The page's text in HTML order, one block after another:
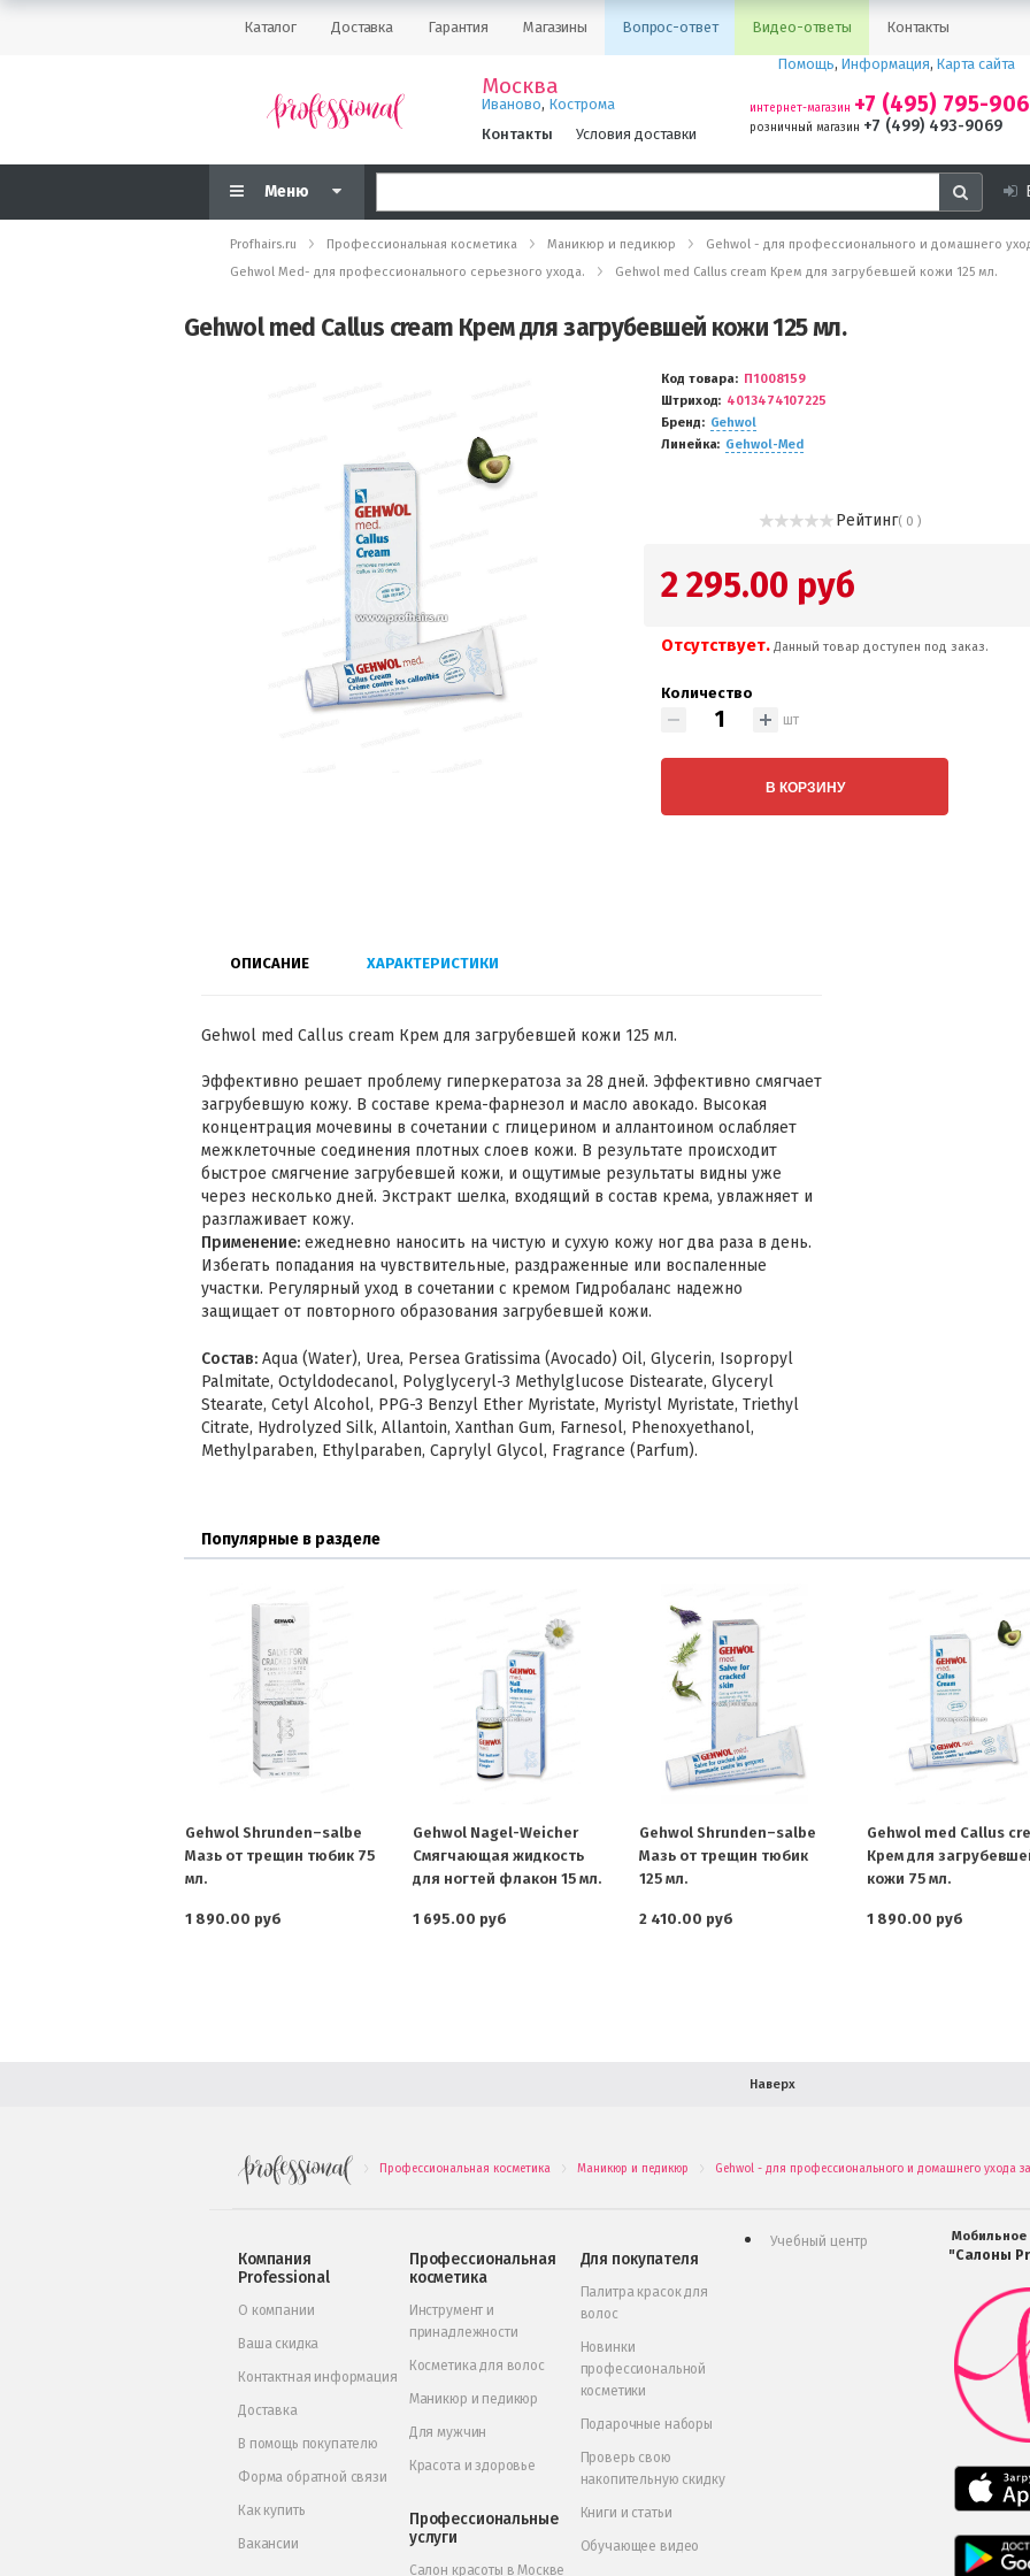
Каталог Доставка Гарантия Магазины Вопрос-ответ Видео-ответы Контакты
Москва
Иваново, Кострома
Контакты
Условия доставки
Помощь, Информация, Карта сайта
интернет-магазин +7 (495) 795-
розничный магазин +7 (499) 493-9069
Меню
Profhairs.ru Профессиональная косметика Маникюр и педикюр
Gehwol - для профессионального и домашнего
Gehwol Med- для профессионального серьезного ухода.
Gehwol med Callus cream Крем для загрубевшей кожи 125 мл.
Gehwol med Callus cream Крем для загрубевшей кожи 125 мл.
Код товара
П1008159
Штриход
4013474107225
Бренд
Gehwol
Линейка
Gehwol-Med
Рейтинг( 0 )
2 295.00 руб
Отсутствует.Данный товар доступен под заказ.
Количество
шт
В КОРЗИНУ
ОПИСАНИЕ ХАРАКТЕРИСТИКИ
Gehwol med Callus cream Крем для загрубевшей кожи 125 мл.
Эффективно решает проблему гиперкератоза за 28 дней. Эффективно смягчает
загрубевшую кожу. В составе крема-фарнезол и масло авокадо. Высокая
концентрация мочевины в сочетании с глицерином и аллантоином ослабляет
межклеточные соединения плотных слоев кожи. В результате происходит
быстрое смягчение загрубевшей кожи, и ощутимые результаты видны уже
через несколько дней. Экстракт шелка, входящий в состав крема, увлажняет и
разглаживает кожу.
Применение: ежедневно наносить на чистую и сухую кожу ног два раза в день.
Избегать попадания на чувствительные, раздраженные или воспаленные
участки. Регулярный уход в сочетании с кремом Гидробаланс надежно
защищает от повторного образования загрубевшей кожи.
Состав: Aqua (Water), Urea, Persea Gratissima (Avocado) Oil, Glycerin, Isopropyl
Palmitate, Octyldodecanol, Polyglyceryl-3 Methylglucose Distearate, Glyceryl
Stearate, Cetyl Alcohol, PPG-3 Benzyl Ether Myristate, Myristyl Myristate, Triethyl
Citrate, Hydrolyzed Silk, Allantoin, Xanthan Gum, Farnesol, Phenoxyethanol,
Methylparaben, Ethylparaben, Caprylyl Glycol, Fragrance (Parfum).
Популярные в разделе
Gehwol Shrunden–salbe
Мазь от трещин тюбик 75
мл.
1 890.00 руб
Gehwol Nagel-Weicher
Смягчающая жидкость
для ногтей флакон 15 мл.
1 695.00 руб
Gehwol Shrunden–salbe
Мазь от трещин тюбик
125 мл.
2 410.00 руб
Gehwol med Callus
Крем для
кожи 75 мл.
1 890.00 руб
Наверх
Профессиональная косметика Маникюр и педикюр Gehwol - для профессионального и домашнего ухода
Компания
Professional
О компании
Ваша скидка
Контактная информация
Доставка
В помощь покупателю
Форма обратной связи
Как купить
Вакансии
Профессиональная
косметика
Инструмент и
принадлежности
Косметика для волос
Маникюр и педикюр
Для мужчин
Красота и здоровье
Профессиональные
услуги
Салон красоты в Москве
Для покупателя
Палитра красок для
волос
Новинки
профессиональной
косметики
Подарочные наборы
Проверь свою
накопительную скидку
Книги и статьи
Обучающее видео
Учебный центр Мобильное
"Салоны